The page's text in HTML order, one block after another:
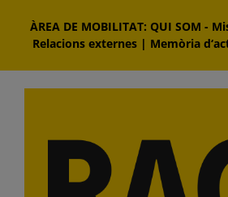
content
ÀREA DE MOBILITAT: QUI SOM -
Relacions externes| Memòria